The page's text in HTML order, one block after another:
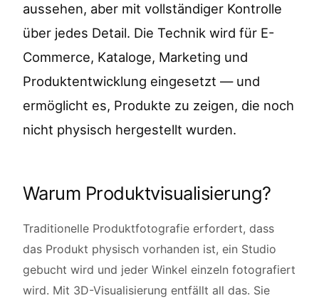
aussehen, aber mit vollständiger Kontrolle
über jedes Detail. Die Technik wird für E-
Commerce, Kataloge, Marketing und
Produktentwicklung eingesetzt — und
ermöglicht es, Produkte zu zeigen, die noch
nicht physisch hergestellt wurden.
Warum Produktvisualisierung?
Traditionelle Produktfotografie erfordert, dass
das Produkt physisch vorhanden ist, ein Studio
gebucht wird und jeder Winkel einzeln fotografiert
wird. Mit 3D-Visualisierung entfällt all das. Sie